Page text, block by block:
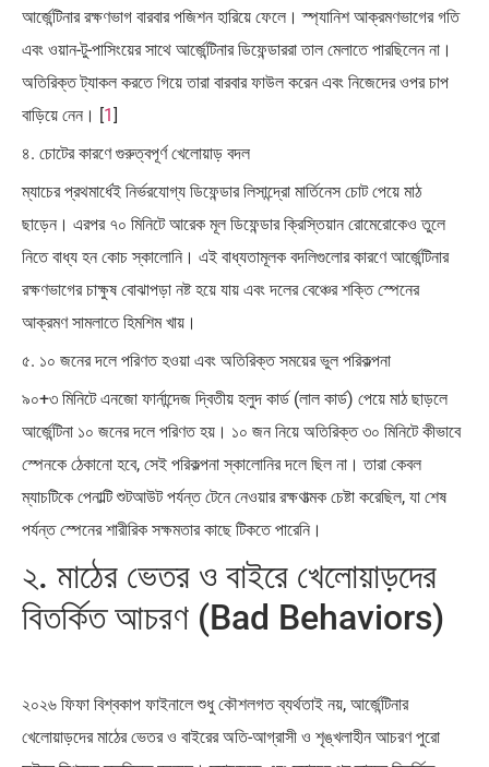
আর্জেন্টিনার রক্ষণভাগ বারবার পজিশন হারিয়ে ফেলে। স্প্যানিশ আক্রমণভাগের গতি
এবং ওয়ান-টু-পাসিংয়ের সাথে আর্জেন্টিনার ডিফেন্ডাররা তাল মেলাতে পারছিলেন না।
অতিরিক্ত ট্যাকল করতে গিয়ে তারা বারবার ফাউল করেন এবং নিজেদের ওপর চাপ
বাড়িয়ে নেন। [1]
৪. চোটের কারণে গুরুত্বপূর্ণ খেলোয়াড় বদল
ম্যাচের প্রথমার্ধেই নির্ভরযোগ্য ডিফেন্ডার লিসান্দ্রো মার্তিনেস চোট পেয়ে মাঠ
ছাড়েন। এরপর ৭০ মিনিটে আরেক মূল ডিফেন্ডার ক্রিস্তিয়ান রোমেরোকেও তুলে
নিতে বাধ্য হন কোচ স্কালোনি। এই বাধ্যতামূলক বদলিগুলোর কারণে আর্জেন্টিনার
রক্ষণভাগের চাক্ষুষ বোঝাপড়া নষ্ট হয়ে যায় এবং দলের বেঞ্চের শক্তি স্পেনের
আক্রমণ সামলাতে হিমশিম খায়।
৫. ১০ জনের দলে পরিণত হওয়া এবং অতিরিক্ত সময়ের ভুল পরিকল্পনা
৯০+৩ মিনিটে এনজো ফার্নান্দেজ দ্বিতীয় হলুদ কার্ড (লাল কার্ড) পেয়ে মাঠ ছাড়লে
আর্জেন্টিনা ১০ জনের দলে পরিণত হয়। ১০ জন নিয়ে অতিরিক্ত ৩০ মিনিটে কীভাবে
স্পেনকে ঠেকানো হবে, সেই পরিকল্পনা স্কালোনির দলে ছিল না। তারা কেবল
ম্যাচটিকে পেনাল্টি শুটআউট পর্যন্ত টেনে নেওয়ার রক্ষণাত্মক চেষ্টা করেছিল, যা শেষ
পর্যন্ত স্পেনের শারীরিক সক্ষমতার কাছে টিকতে পারেনি।
২. মাঠের ভেতর ও বাইরে খেলোয়াড়দের
বিতর্কিত আচরণ (Bad Behaviors)
২০২৬ ফিফা বিশ্বকাপ ফাইনালে শুধু কৌশলগত ব্যর্থতাই নয়, আর্জেন্টিনার
খেলোয়াড়দের মাঠের ভেতর ও বাইরের অতি-আগ্রাসী ও শৃঙ্খলাহীন আচরণ পুরো